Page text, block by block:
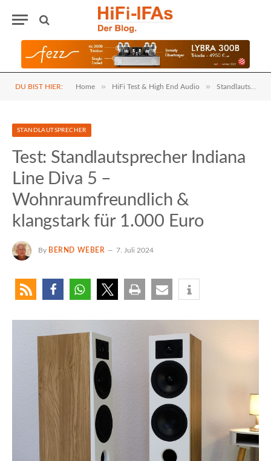
DU BIST HIER: Home » HiFi Test & High End Audio » Standlautsprecher
STANDLAUTSPRECHER
Test: Standlautsprecher Indiana
Line Diva 5 –
Wohnraumfreundlich &
klangstark für 1.000 Euro
By BERND WEBER 7. Juli 2024